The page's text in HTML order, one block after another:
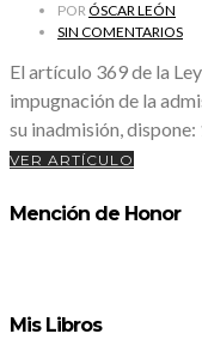
PORÓSCAR LEÓN
SIN COMENTARIOS
El artículo 369 de la
impugnación de la
su inadmisión,
VER ARTÍCULO
Mención de Honor
Mis Libros